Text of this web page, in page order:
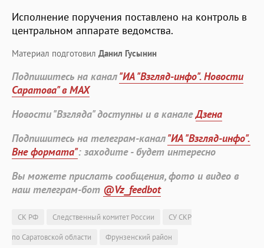
Исполнение поручения поставлено на контроль в
центральном аппарате ведомства.
Материал подготовил Данил Гусынин
Подпишитесь на канал"ИА "Взгляд-инфо". Новости
Саратова" в MAX
Новости "Взгляда" доступны и в каналеДзена
Подпишитесь на телеграм-канал"ИА "Взгляд-инфо".
Вне формата": заходите - будет интересно
Вы можете прислать сообщения, фото и видео в
наш телеграм-бот @Vz_feedbot
СК РФ Следственный комитет России
СУ СКР
по Саратовской области
Фрунзенский район